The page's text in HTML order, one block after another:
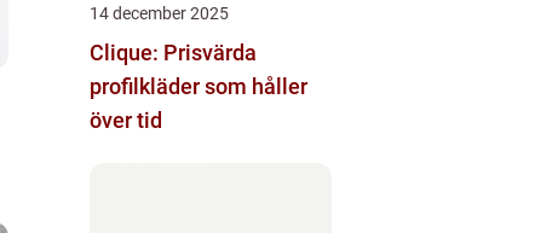
14 december 2025
Clique: Prisvärda
profilkläder som håller
över tid